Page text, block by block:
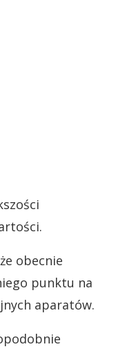
obecnie
punktu na
aparatów.